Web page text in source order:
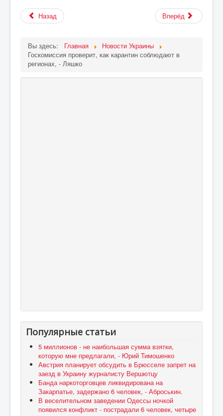
Назад Вперёд
Вы здесь: Главная
Новости Украины
Госкомиссия проверит, как карантин соблюдают в
регионах, - Ляшко
Популярные статьи
5 миллионов - не наибольшая сумма взятки,
которую мне предлагали, - Юрий Тимошенко
Австрия планирует обсудить в Брюсселе запрет на
заезд в Украину журналисту Вершютцу
Банда наркоторговцев ликвидирована на
Закарпатье, задержано 6 человек, - Аброськин.
В веселительном заведении Одессы ночкой
появился конфликт - пострадали 6 человек, четыре